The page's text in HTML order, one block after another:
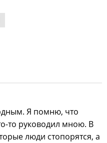
Я помню, что
то руководил мною. В
люди стопорятся, а